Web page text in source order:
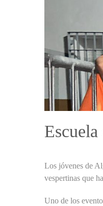
Los jóvenes de
vespertinas que
Uno de los